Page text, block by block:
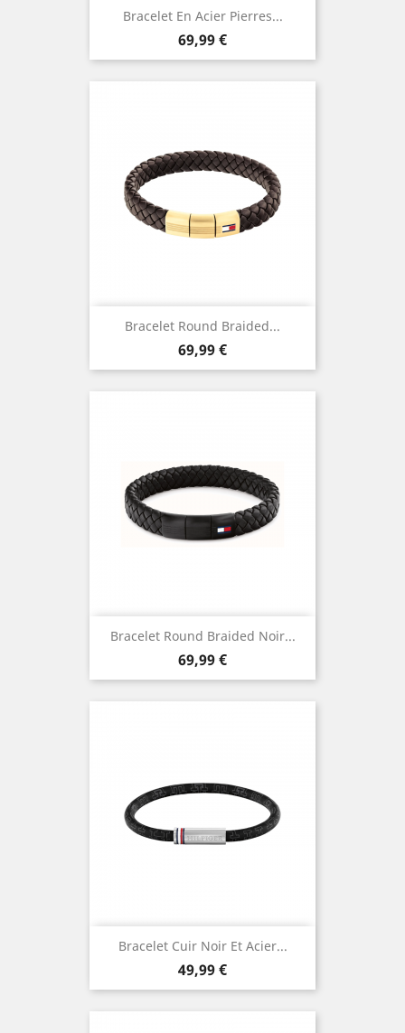
Bracelet En Acier Pierres...
Prix
69,99 €
Bracelet Round Braided...
Prix
69,99 €
Bracelet Round Braided Noir...
Prix
69,99 €
Bracelet Cuir Noir Et Acier...
Prix
49,99 €